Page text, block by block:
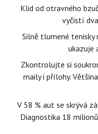
Klid od otravného
vyčistí
Silně tlumené
ukazuje
Zkontrolujte si
maily i přílohy.
V 58 % aut se skrývá
Diagnostika 18